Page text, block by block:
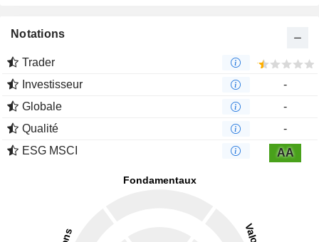
Notations
Trader
Investisseur
-
Globale
-
Qualité
-
ESG MSCI
AA